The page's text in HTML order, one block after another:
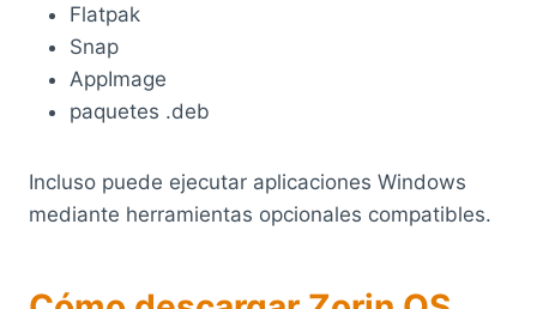
Flatpak
Snap
AppImage
paquetes .deb
Incluso puede ejecutar aplicaciones Windows
mediante herramientas opcionales compatibles.